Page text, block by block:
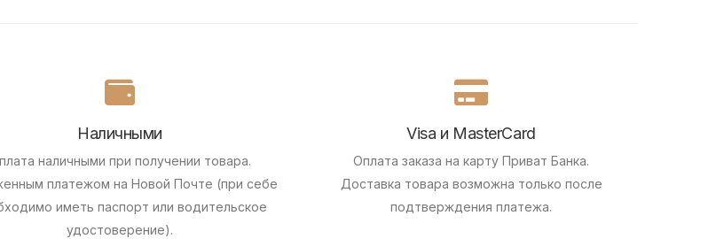
Наличными
наличными при получении товара.
платежом на Новой Почте (при себе
иметь паспорт или водительское
удостоверение).
Visa и MasterCard
Оплата заказа на карту Приват Банка.
Доставка товара возможна только после
подтверждения платежа.